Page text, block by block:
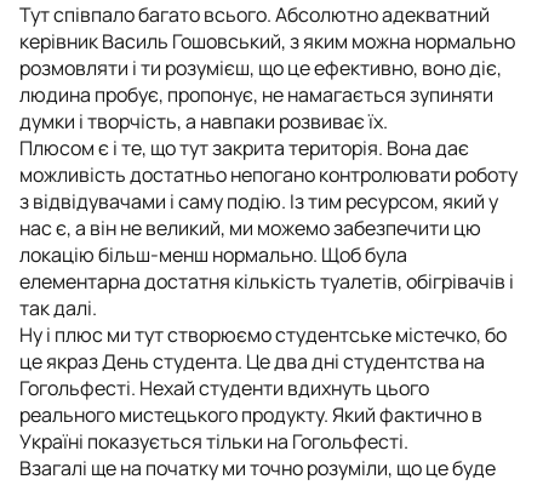
Тут співпало багато всього. Абсолютно адекватний
керівник Василь Гошовський, з яким можна нормально
розмовляти і ти розумієш, що це ефективно, воно діє,
людина пробує, пропонує, не намагається зупиняти
думки і творчість, а навпаки розвиває їх.
Плюсом є і те, що тут закрита територія. Вона дає
можливість достатньо непогано контролювати роботу
з відвідувачами і саму подію. Із тим ресурсом, який у
нас є, а він не великий, ми можемо забезпечити цю
локацію більш-менш нормально. Щоб була
елементарна достатня кількість туалетів, обігрівачів і
так далі.
Ну і плюс ми тут створюємо студентське містечко, бо
це якраз День студента. Це два дні студентства на
Гогольфесті. Нехай студенти вдихнуть цього
реального мистецького продукту. Який фактично в
Україні показується тільки на Гогольфесті.
Взагалі ще на початку ми точно розуміли, що це буде